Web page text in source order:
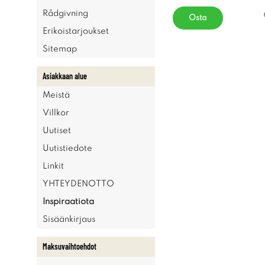
Rådgivning
Erikoistarjoukset
Sitemap
Asiakkaan alue
Meistä
Villkor
Uutiset
Uutistiedote
Linkit
YHTEYDENOTTO
Inspiraatiota
Sisäänkirjaus
Maksuvaihtoehdot
Osta